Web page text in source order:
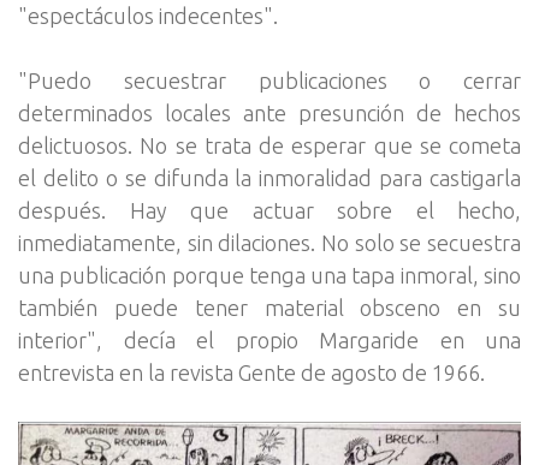
"espectáculos indecentes".
"Puedo secuestrar publicaciones o cerrar
determinados locales ante presunción de hechos
delictuosos. No se trata de esperar que se cometa
el delito o se difunda la inmoralidad para castigarla
después. Hay que actuar sobre el hecho,
inmediatamente, sin dilaciones. No solo se secuestra
una publicación porque tenga una tapa inmoral, sino
también puede tener material obsceno en su
interior", decía el propio Margaride en una
entrevista en la revista Gente de agosto de 1966.